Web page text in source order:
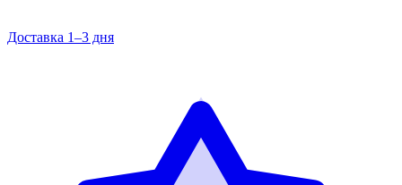
Доставка 1–3 дня